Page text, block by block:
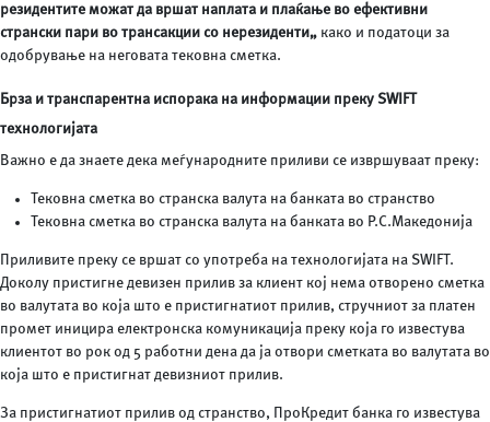
резидентите можат да вршат наплата и плаќање во ефективни
странски пари во трансакции со нерезиденти„ како и податоци за
одобрување на неговата тековна сметка.
Брза и транспарентна испорака на информации преку SWIFT
технологијата
Важно е да знаете дека меѓународните приливи се извршуваат преку:
Тековна сметка во странска валута на банката во странство
Тековна сметка во странска валута на банката во Р.С.Македонија
Приливите преку се вршат со употреба на технологијата на SWIFT.
Доколу пристигне девизен прилив за клиент кој нема отворено сметка
во валутата во која што е пристигнатиот прилив, стручниот за платен
промет иницира електронска комуникација преку која го известува
клиентот во рок од 5 работни дена да ја отвори сметката во валутата во
која што е пристигнат девизниот прилив.
За пристигнатиот прилив од странство, ПроКредит банка го известува